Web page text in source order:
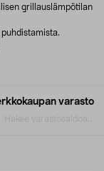
varasto
Hakee varastosaldoa...
grillauslämpötilan